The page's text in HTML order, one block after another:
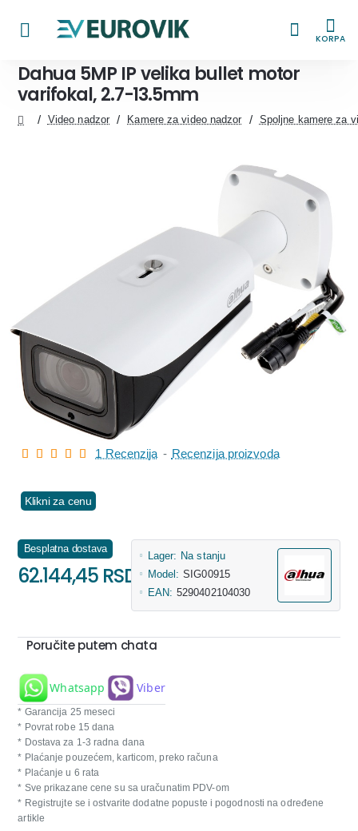
KORPA
Dahua 5MP IP velika bullet motor
varifokal, 2.7-13.5mm
Video nadzor Kamere za video nadzor Spoljne kamere za
Klikni za cenu
1 Recenzija - Recenzija proizvoda
Besplatna dostava
62.144,45 RSD
Lager: Na stanju
Model: SIG00915
EAN: 5290402104030
Poručite putem chata
Whatsapp Viber
* Garancija 25 meseci
* Povrat robe 15 dana
* Dostava za 1-3 radna dana
* Plaćanje pouzećem, karticom, preko računa
* Plaćanje u 6 rata
* Sve prikazane cene su sa uračunatim PDV-om
* Registrujte se i ostvarite dodatne popuste i pogodnosti na određene
artikle